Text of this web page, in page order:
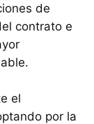
de
contrato e
el
por la